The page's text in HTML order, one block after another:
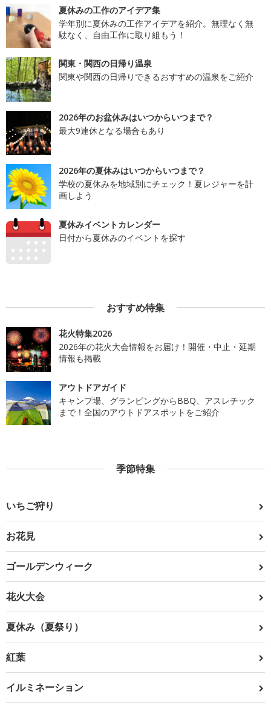
夏休みの工作のアイデア集
学年別に夏休みの工作アイデアを紹介。無理なく無
駄なく、自由工作に取り組もう！
関東・関西の日帰り温泉
関東や関西の日帰りできるおすすめの温泉をご紹介
2026年のお盆休みはいつからいつまで？
最大9連休となる場合もあり
2026年の夏休みはいつからいつまで？
学校の夏休みを地域別にチェック！夏レジャーを計
画しよう
夏休みイベントカレンダー
日付から夏休みのイベントを探す
おすすめ特集
花火特集2026
2026年の花火大会情報をお届け！開催・中止・延期
情報も掲載
アウトドアガイド
キャンプ場、グランピングからBBQ、アスレチック
まで！全国のアウトドアスポットをご紹介
季節特集
いちご狩り
お花見
ゴールデンウィーク
花火大会
夏休み（夏祭り）
紅葉
イルミネーション